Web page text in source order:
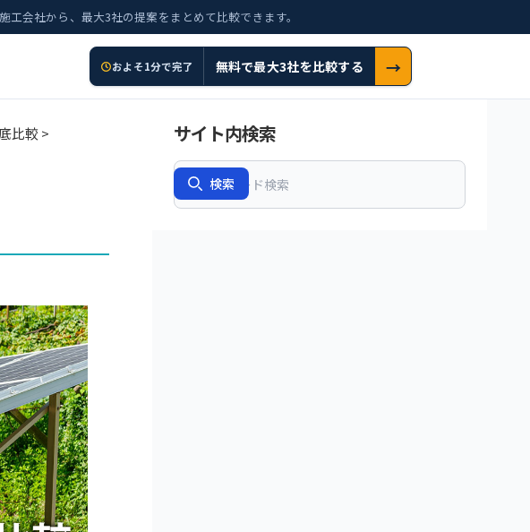
会社から、最大3社の提案をまとめて比較できます。
およそ1分で完了 無料で最大3社を比較する →
比較>
サイト内検索
Search
検索